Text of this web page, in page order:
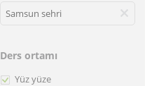
Ders ortamı
Yüz yüze